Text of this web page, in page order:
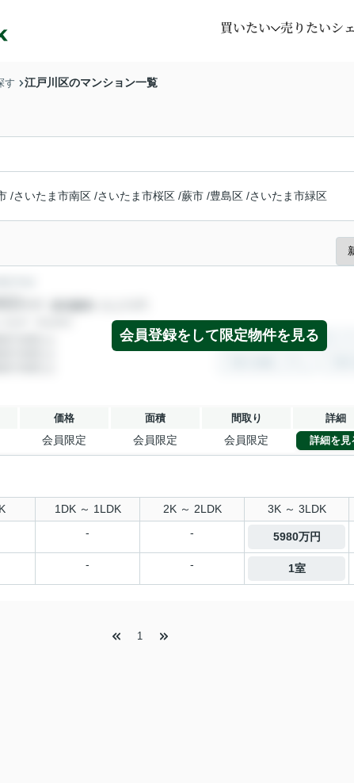
買いたい 売りたいシ
す 江戸川区のマンション一覧
/さいたま市南区 /さいたま市桜区 /蕨市 /豊島区 /さいたま市緑区
会員登録をして限定物件を見る
価格 面積 間取り 詳細
会員限定 会員限定 会員限定 詳細を見
1DK ～ 1LDK 2K ～ 2LDK 3K ～ 3LDK
- - 5980万円
- - 1室
1